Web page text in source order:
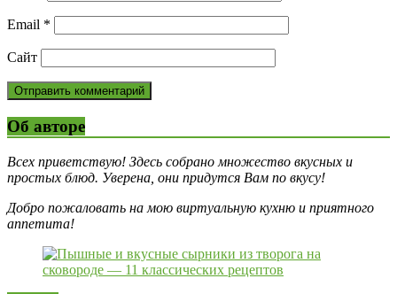
Email *
Сайт
Об авторе
Всех приветствую! Здесь собрано множество вкусных и
простых блюд. Уверена, они придутся Вам по вкусу!
Добро пожаловать на мою виртуальную кухню и приятного
аппетита!